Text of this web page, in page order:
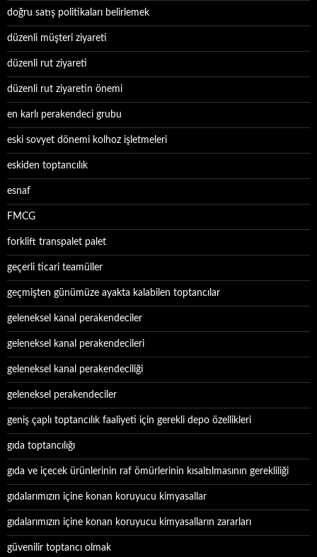
doğru satış politikaları belirlemek
düzenli müşteri ziyareti
düzenli rut ziyareti
düzenli rut ziyaretin önemi
en karlı perakendeci grubu
eski sovyet dönemi kolhoz işletmeleri
eskiden toptancılık
esnaf
FMCG
forklift transpalet palet
geçerli ticari teamüller
geçmişten günümüze ayakta kalabilen toptancılar
geleneksel kanal perakendeciler
geleneksel kanal perakendecileri
geleneksel kanal perakendeciliği
geleneksel perakendeciler
geniş çaplı toptancılık faaliyeti için gerekli depo özellikleri
gıda toptancılığı
gıda ve içecek ürünlerinin raf ömürlerinin kısaltılmasının gerekliliği
gıdalarımızın içine konan koruyucu kimyasallar
gıdalarımızın içine konan koruyucu kimyasalların zararları
güvenilir toptancı olmak